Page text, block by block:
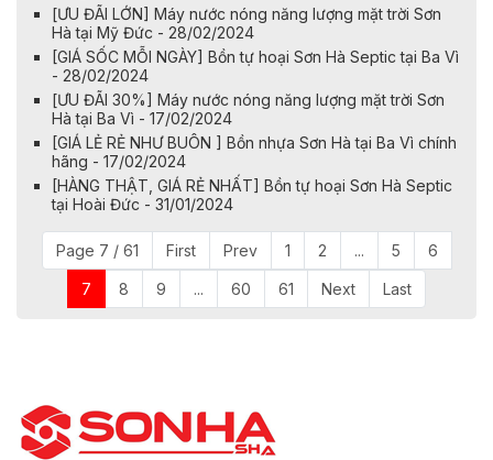
[ƯU ĐÃI LỚN] Máy nước nóng năng lượng mặt trời Sơn
Hà tại Mỹ Đức - 28/02/2024
[GIÁ SỐC MỖI NGÀY] Bồn tự hoại Sơn Hà Septic tại Ba Vì
- 28/02/2024
[ƯU ĐÃI 30%] Máy nước nóng năng lượng mặt trời Sơn
Hà tại Ba Vì - 17/02/2024
[GIÁ LẺ RẺ NHƯ BUÔN ] Bồn nhựa Sơn Hà tại Ba Vì chính
hãng - 17/02/2024
[HÀNG THẬT, GIÁ RẺ NHẤT] Bồn tự hoại Sơn Hà Septic
tại Hoài Đức - 31/01/2024
Page 7 / 61 First Prev 1 2 ... 5 6
7 8 9 ... 60 61 Next Last